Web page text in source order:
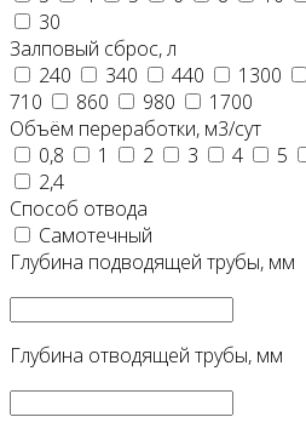
30
Залповый сброс, л
240
340 440 1300
710
860 980
1700
Объём переработки, м3/сут
0,8
1 2 3 4 5
2,4
Способ отвода
Самотечный
Глубина подводящей трубы, мм
Глубина отводящей трубы, мм